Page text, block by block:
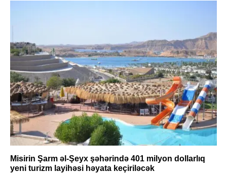
Misirin Şarm əl-Şeyx şəhərində 401 milyon dollarlıq
yeni turizm layihəsi həyata keçiriləcək